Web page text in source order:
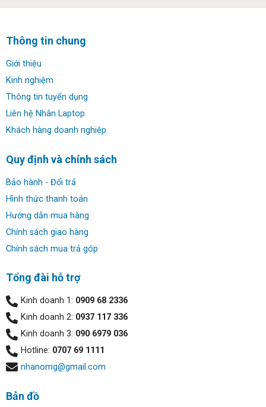
phiên bản trước nên nhìn sơ bộ ta vẫn thấy vẻ dáng
nguyên bản của dòng Latitude chuyên danh cho doanh
nhân và văn phòng.
Laptop Dell Latitude 5401 có kích thước của máy Rộng:
trọng lượng khoảng 1,52kg
Ngoài trang bị chip thế hệ 9 thì Dell latitude vẫn giữ bản
RAM 16GB và ổ cứng SSD 512GB đủ để dùng cho các
ứng dụng văn phòng hoặc các thiết kế cơ bản.
Thông tin chung
Giới thiệu
Kinh nghiệm
Thông tin tuyển dụng
Liên hệ Nhân Laptop
Khách hàng doanh nghiệp
Quy định và chính sách
Bảo hành - Đổi trả
Hình thức thanh toán
Hướng dẫn mua hàng
Chính sách giao hàng
Chính sách mua trả góp
Tổng đài hỗ trợ
Kinh doanh 1: 0909 68 2336
Kinh doanh 2: 0937 117 336
Kinh doanh 3: 090 6979 036
Hotline: 0707 69 1111
nhanomg@gmail.com
Bản đồ